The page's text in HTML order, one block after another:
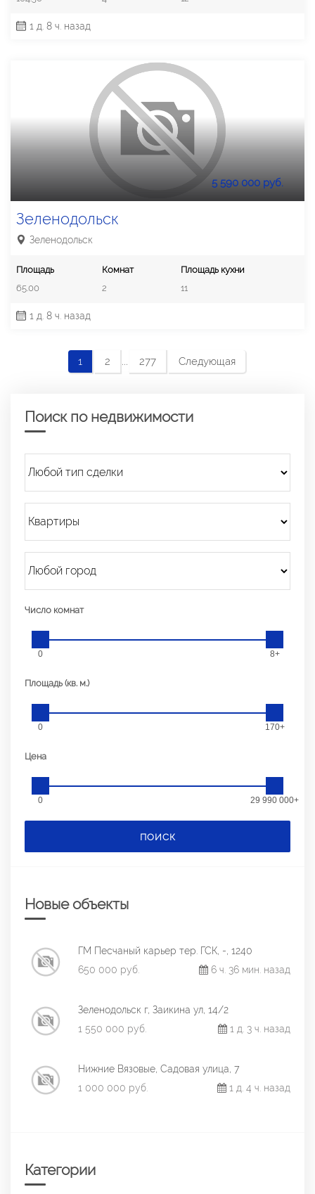
1 д. 8 ч. назад
5 590 000 руб.
Зеленодольск
Зеленодольск
Площадь
65.00
Комнат
2
Площадь кухни
11
1 д. 8 ч. назад
1 2 277 Следующая
Поиск по недвижимости
Число комнат
0 8+
Площадь (кв. м.)
0 170+
Цена
0 29 990 000+
ПОИСК
Новые объекты
ГМ Песчаный карьер тер. ГСК, -, 1240
650 000 руб.
6 ч. 36 мин. назад
Зеленодольск г, Заикина ул, 14/2
1 550 000 руб.
1 д. 3 ч. назад
Нижние Вязовые, Садовая улица, 7
1 000 000 руб.
1 д. 4 ч. назад
Категории